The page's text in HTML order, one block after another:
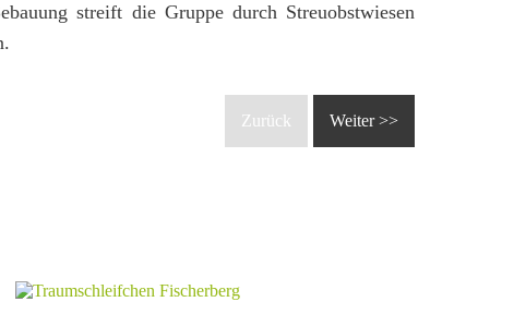
streift die Gruppe durch Streuobstwiesen
Zurück Weiter >>